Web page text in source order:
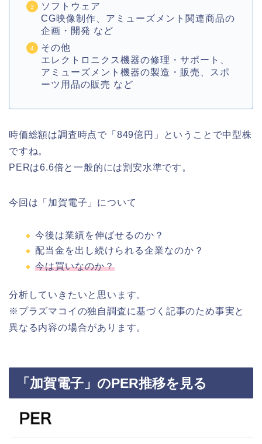
ソフトウェア
CG映像制作、アミューズメント関連商品の
企画・開発 など
その他
エレクトロニクス機器の修理・サポート、
アミューズメント機器の製造・販売、スポ
ーツ用品の販売 など
時価総額は調査時点で「849億円」ということで中型株
ですね。
PERは6.6倍と一般的には割安水準です。
今回は「加賀電子」について
今後は業績を伸ばせるのか？
配当金を出し続けられる企業なのか？
今は買いなのか？
分析していきたいと思います。
※プラズマコイの独自調査に基づく記事のため事実と
異なる内容の場合があります。
「加賀電子」のPER推移を見る